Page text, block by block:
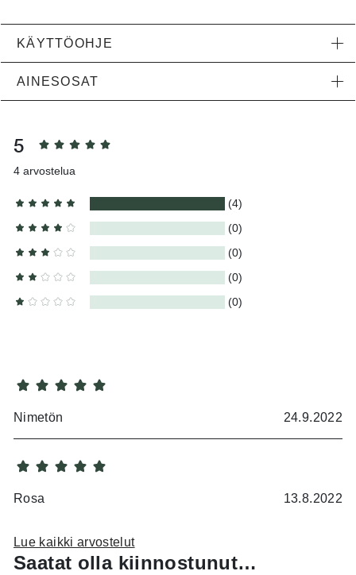
KÄYTTÖOHJE
AINESOSAT
5
4 arvostelua
(4)
(0)
(0)
(0)
(0)
Nimetön 24.9.2022
Rosa 13.8.2022
Flunssa kesti vain päivän. Luulen että tällä oli
merkitystä.
Lue kaikki arvostelut
Saatat olla kiinnostunut…